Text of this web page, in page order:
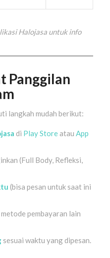
Halojasa untuk info
Panggilan
langkah mudah berikut:
di Play Storeatau App
(Full Body, Refleksi,
(bisa pesan untuk saat ini
pembayaran lain
sesuai waktu yang dipesan.